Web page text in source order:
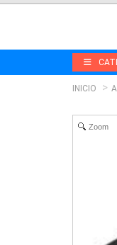
INICIO
Zoom